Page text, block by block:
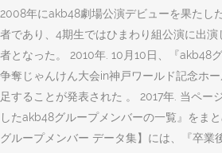
2008年にakb48劇場公演デビューを果たし
者であり、4期生ではひまわり組公演に出
者となった。 2010年. 10月10日、『akb48
争奪じゃんけん大会in神戸ワールド記念ホ
足することが発表された 。 2017年. 当ペー
したakb48グループメンバーの一覧』をま
グループメンバー データ集】には、『卒業